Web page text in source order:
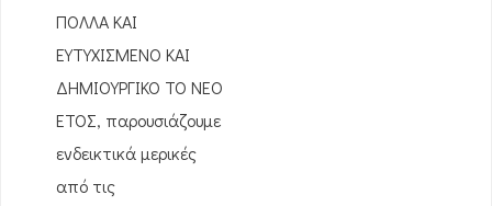
ΠΟΛΛΑ ΚΑΙ
ΕΥΤΥΧΙΣΜΕΝΟ ΚΑΙ
ΔΗΜΙΟΥΡΓΙΚΟ ΤΟ ΝΕΟ
ΕΤΟΣ, παρουσιάζουμε
ενδεικτικά μερικές
από τις